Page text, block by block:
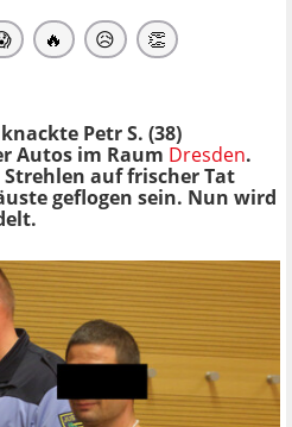
🔥 😥 👏
Petr S. (38)
Autos im Raum Dresden.
auf frischer Tat
geflogen sein. Nun wird